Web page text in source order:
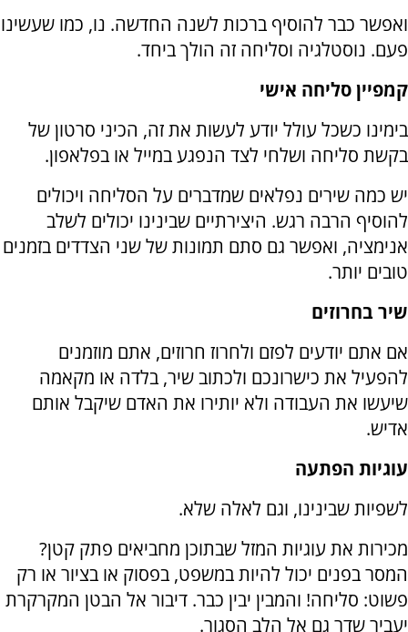
ואפשר כבר להוסיף ברכות לשנה החדשה. נו, כמו שעשינו
פעם. נוסטלגיה וסליחה זה הולך ביחד.
קמפיין סליחה אישי
בימינו כשכל עולל יודע לעשות את זה, הכיני סרטון של
בקשת סליחה ושלחי לצד הנפגע במייל או בפלאפון.
יש כמה שירים נפלאים שמדברים על הסליחה ויכולים
להוסיף הרבה רגש. היצירתיים שבינינו יכולים לשלב
אנימציה, ואפשר גם סתם תמונות של שני הצדדים בזמנים
טובים יותר.
שיר בחרוזים
אם אתם יודעים לפזם ולחרוז חרוזים, אתם מוזמנים
להפעיל את כישרונכם ולכתוב שיר, בלדה או מקאמה
שיעשו את העבודה ולא יותירו את האדם שיקבל אותם
אדיש.
עוגיות הפתעה
לשפיות שבינינו, וגם לאלה שלא.
מכירות את עוגיות המזל שבתוכן מחביאים פתק קטן?
המסר בפנים יכול להיות במשפט, בפסוק או בציור או רק
פשוט: סליחה! והמבין יבין כבר. דיבור אל הבטן המקרקרת
יעביר שדר גם אל הלב הסגור.